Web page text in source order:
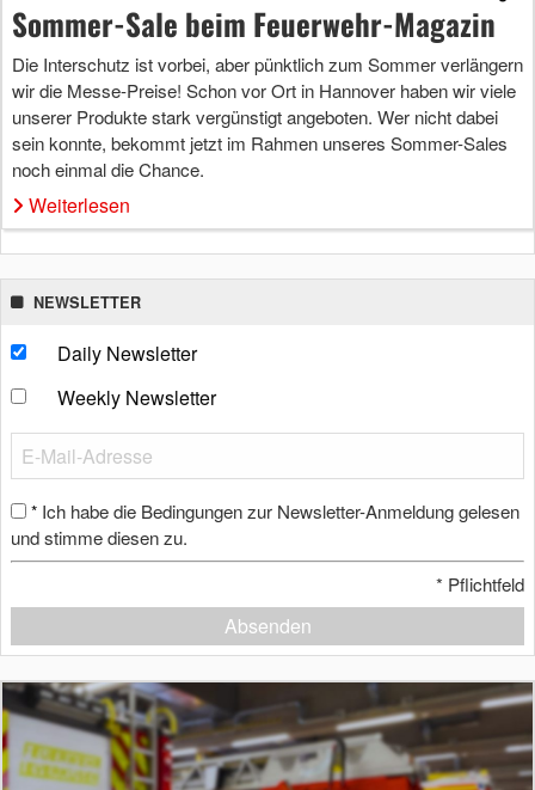
Sommer-Sale beim Feuerwehr-Magazin
Die Interschutz ist vorbei, aber pünktlich zum Sommer verlängern
wir die Messe-Preise! Schon vor Ort in Hannover haben wir viele
unserer Produkte stark vergünstigt angeboten. Wer nicht dabei
sein konnte, bekommt jetzt im Rahmen unseres Sommer-Sales
noch einmal die Chance.
Weiterlesen
NEWSLETTER
Daily Newsletter
Weekly Newsletter
* Ich habe die Bedingungen zur Newsletter-Anmeldung gelesen
und stimme diesen zu.
* Pflichtfeld
Absenden